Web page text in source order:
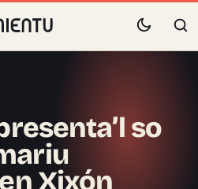
so
Xixón